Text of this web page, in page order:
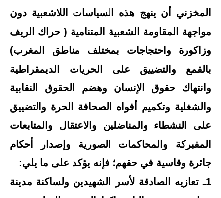
المخزني أن ينهج هذه السياسات اللاشعبية دون
مواجهة المقاومة الشعبية المتنامية ( حراك الريف
وزاكورة واحتجاجات بمختلف مناطق المغرب)
بالقمع والتضييق على الحريات الديمقراطية
وانتهاك حقوق الإنسان وهضم الحقوق النقابية
والشغلية وتكميم أفواه الصحافة الحرة والتضييق
على النشطاء والمناضلين والاعتقال والمتابعات
المفبركة والمحاكمات الصورية وإصدار أحكام
جائرة وقاسية في حقهم؛ فإنه يؤكد على ما يلي:
1ـ تعازيه الصادقة لأسر الشهيدين ولساكنة مدينة